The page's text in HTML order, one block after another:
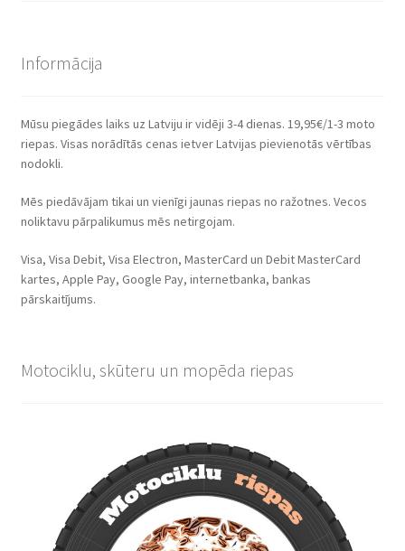
Informācija
Mūsu piegādes laiks uz Latviju ir vidēji 3-4 dienas. 19,95€/1-3 moto
riepas. Visas norādītās cenas ietver Latvijas pievienotās vērtības
nodokli.
Mēs piedāvājam tikai un vienīgi jaunas riepas no ražotnes. Vecos
noliktavu pārpalikumus mēs netirgojam.
Visa, Visa Debit, Visa Electron, MasterCard un Debit MasterCard
kartes, Apple Pay, Google Pay, internetbanka, bankas
pārskaitījums.
Motociklu, skūteru un mopēda riepas